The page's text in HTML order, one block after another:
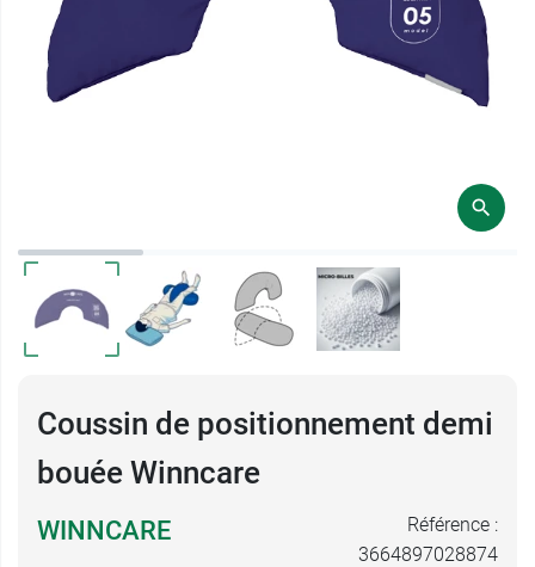
Coussin de positionnement demi
bouée Winncare
WINNCARE
Référence :
3664897028874